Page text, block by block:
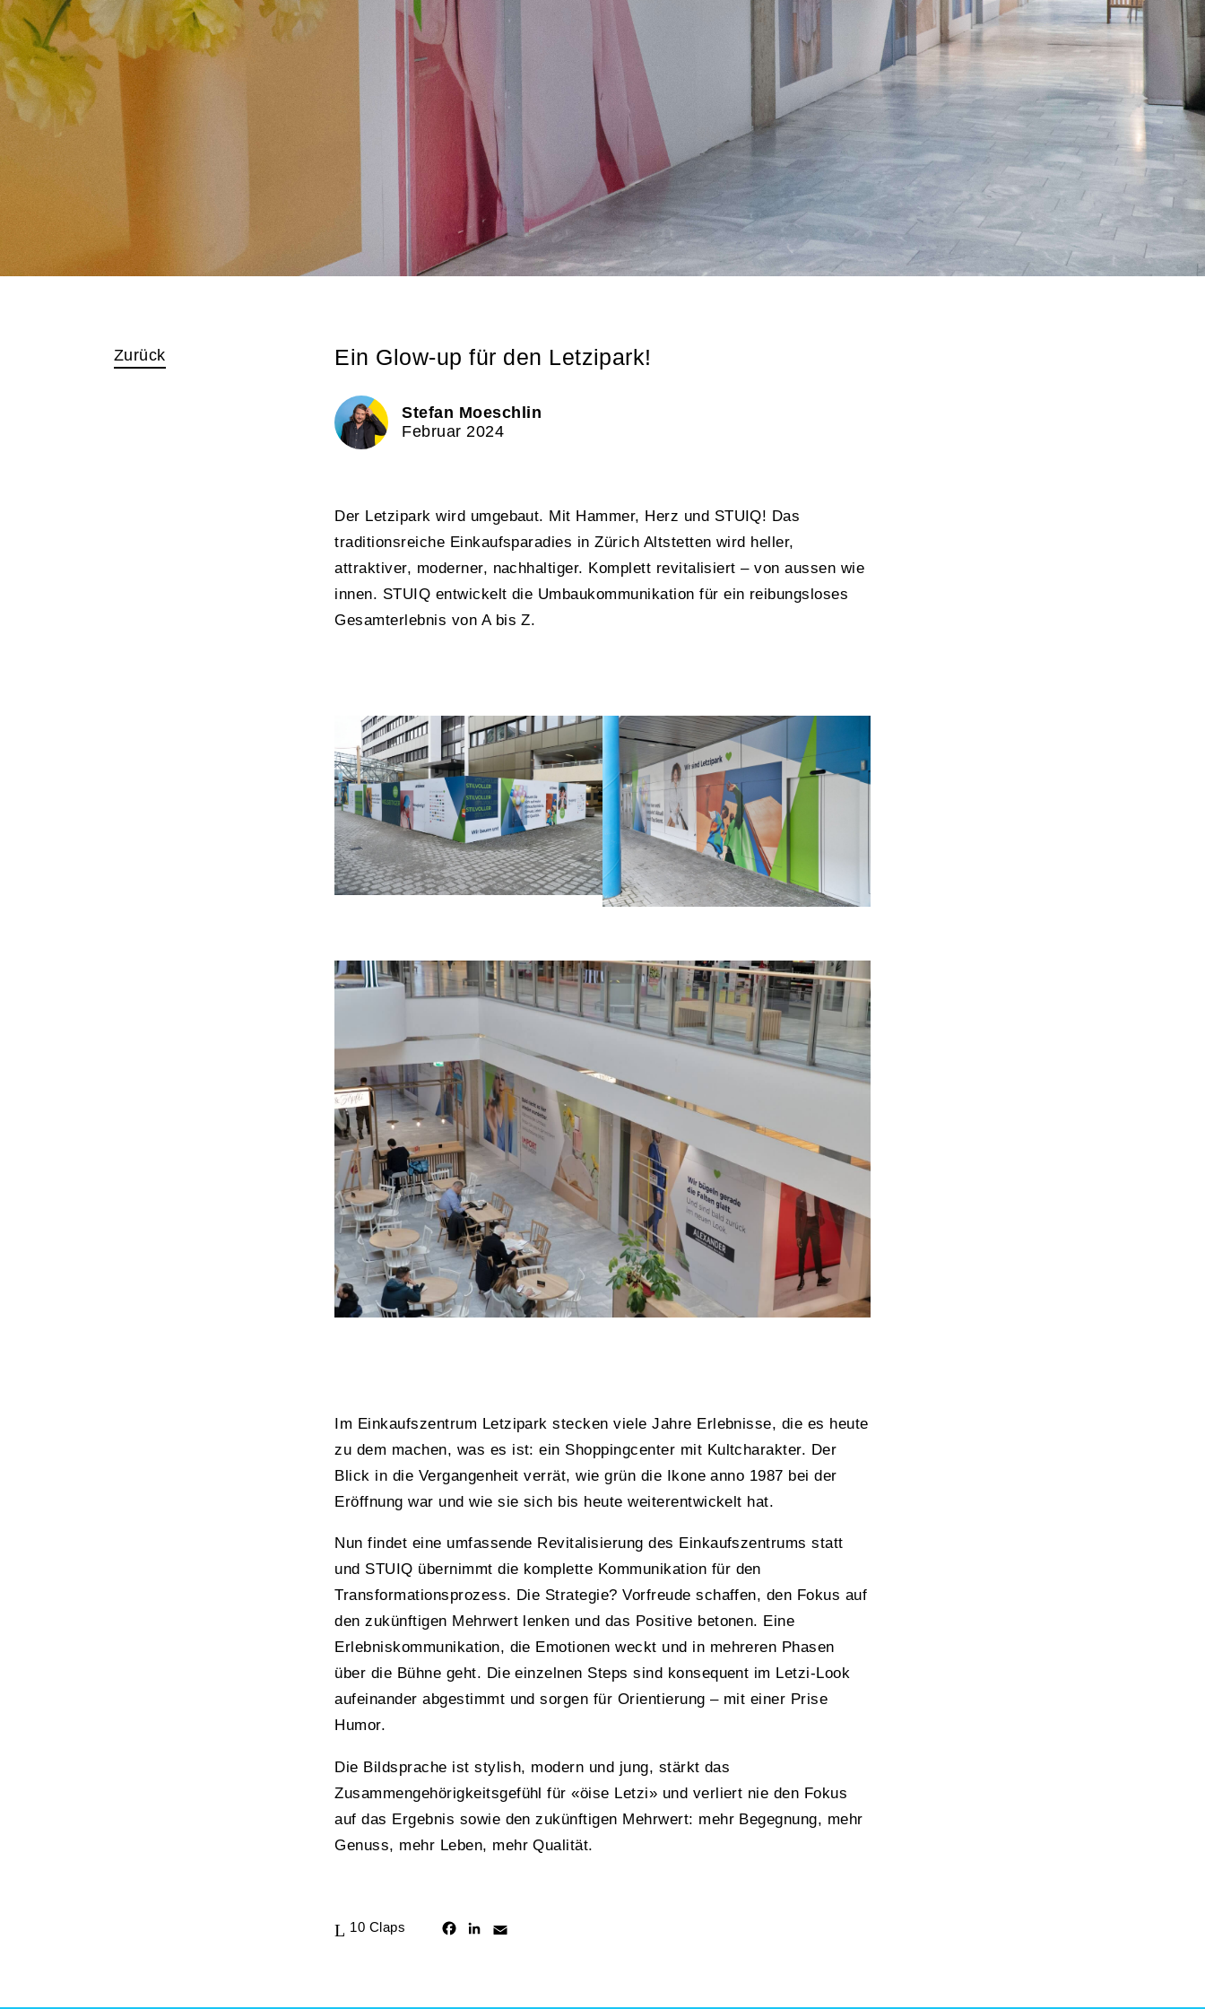
Zurück Ein Glow-up für den Letzipark!
Stefan Moeschlin
Februar 2024
Der Letzipark wird umgebaut. Mit Hammer, Herz und STUIQ! Das
traditionsreiche Einkaufsparadies in Zürich Altstetten wird heller,
attraktiver, moderner, nachhaltiger. Komplett revitalisiert – von aussen wie
innen. STUIQ entwickelt die Umbaukommunikation für ein reibungsloses
Gesamterlebnis von A bis Z.
Im Einkaufszentrum Letzipark stecken viele Jahre Erlebnisse, die es heute
zu dem machen, was es ist: ein Shoppingcenter mit Kultcharakter. Der
Blick in die Vergangenheit verrät, wie grün die Ikone anno 1987 bei der
Eröffnung war und wie sie sich bis heute weiterentwickelt hat.
Nun findet eine umfassende Revitalisierung des Einkaufszentrums statt
und STUIQ übernimmt die komplette Kommunikation für den
Transformationsprozess. Die Strategie? Vorfreude schaffen, den Fokus auf
den zukünftigen Mehrwert lenken und das Positive betonen. Eine
Erlebniskommunikation, die Emotionen weckt und in mehreren Phasen
über die Bühne geht. Die einzelnen Steps sind konsequent im Letzi-Look
aufeinander abgestimmt und sorgen für Orientierung – mit einer Prise
Humor.
Die Bildsprache ist stylish, modern und jung, stärkt das
Zusammengehörigkeitsgefühl für «öise Letzi» und verliert nie den Fokus
auf das Ergebnis sowie den zukünftigen Mehrwert: mehr Begegnung, mehr
Genuss, mehr Leben, mehr Qualität.
10 Claps Facebook
LinkedIn